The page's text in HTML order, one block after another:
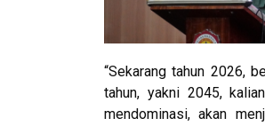
“Sekarang tahun 2026,
tahun, yakni 2045,
mendominasi, akan